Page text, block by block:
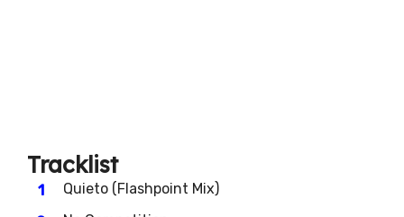
Tracklist
Quieto (Flashpoint Mix)